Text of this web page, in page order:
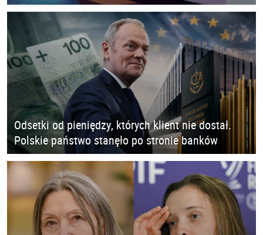
Odsetki od pieniędzy, których klient nie dostał.
Polskie państwo stanęło po stronie banków